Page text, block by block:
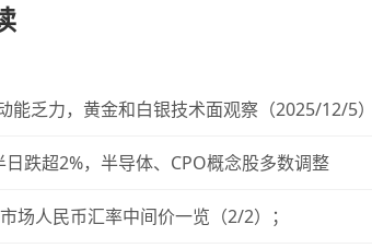
能乏力，黄金和白银技术面观察（2025/12/5）
跌超2%，半导体、CPO概念股多数调整
场人民币汇率中间价一览（2/2）；